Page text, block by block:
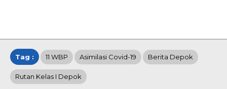
Tag : 11 WBP Asimilasi Covid-19 Berita Depok
Rutan Kelas I Depok